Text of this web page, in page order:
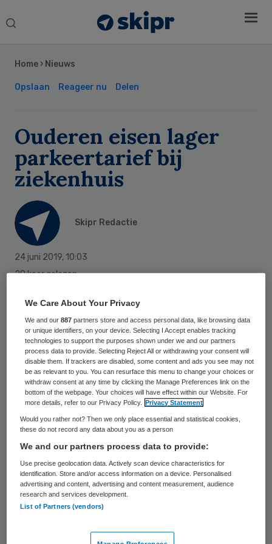
Search
Home › Nieuws
Opslaan Reageer nu Delen
Ouderen eisen lager
parkeertarief bij
ziekenhuis
Skipr Redactie
24 juni 2019, 10:03
29 keer gelezen
Parkeren bij ziekenhuizen kost patiënten,
begeleiders en bezoekers veel geld. Daar
moet een einde aan komen, vindt
seniorenorganisatie KBO-PCOB. De
belangengroep biedt dinsdag een petitie
aan aan de Tweede Kamer in de hoop de
parkeertarieven omlaag te krijgen.
Veel ouderen die regelmatig of langdurig in
het ziekenhuis verblijven voelen zich een
melkkoe door de hoge parkeertarieven, die
kunnen oplopen tot 4 euro per uur. Volgens
zelfs van om naar het ziekenhuis te gaan.
Sidebar
We Care About Your Privacy
We and our887 partners store and access personal data, like browsing data
or unique identifiers, on your device. Selecting I Accept enables tracking
technologies to support the purposes shown under we and our partners
process data to provide. Selecting Reject All or withdrawing your consent will
disable them. If trackers are disabled, some content and ads you see may not
be as relevant to you. You can resurface this menu to change your choices or
withdraw consent at any time by clicking the Manage Preferences link on the
bottom of the webpage. Your choices will have effect within our Website. For
more details, refer to our Privacy Policy.
Privacy Statement
Would you rather not? Then we only place essential and statistical cookies,
these do not record any data about you as a person
We and our partners process data to provide:
Use precise geolocation data. Actively scan device characteristics for
identification. Store and/or access information on a device. Personalised
advertising and content, advertising and content measurement, audience
research and services development.
List of Partners (vendors)